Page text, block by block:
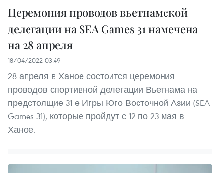
Церемония проводов вьетнамской
делегации на SEA Games 31 намечена
на 28 апреля
18/04/2022 03:49
28 апреля в Ханое состоится церемония
проводов спортивной делегации Вьетнама на
предстоящие 31-е Игры Юго-Восточной Азии (SEA
Games 31), которые пройдут с 12 по 23 мая в
Ханое.